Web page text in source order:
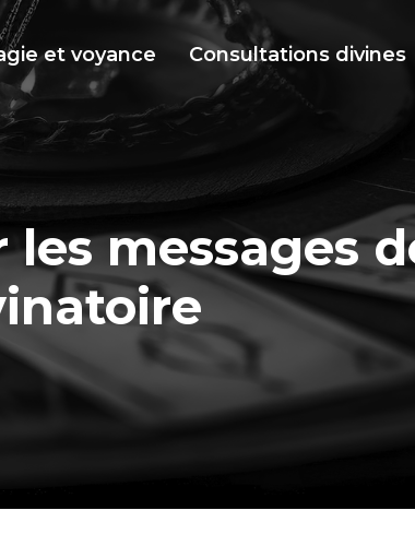
et voyance Consultations divines
messages